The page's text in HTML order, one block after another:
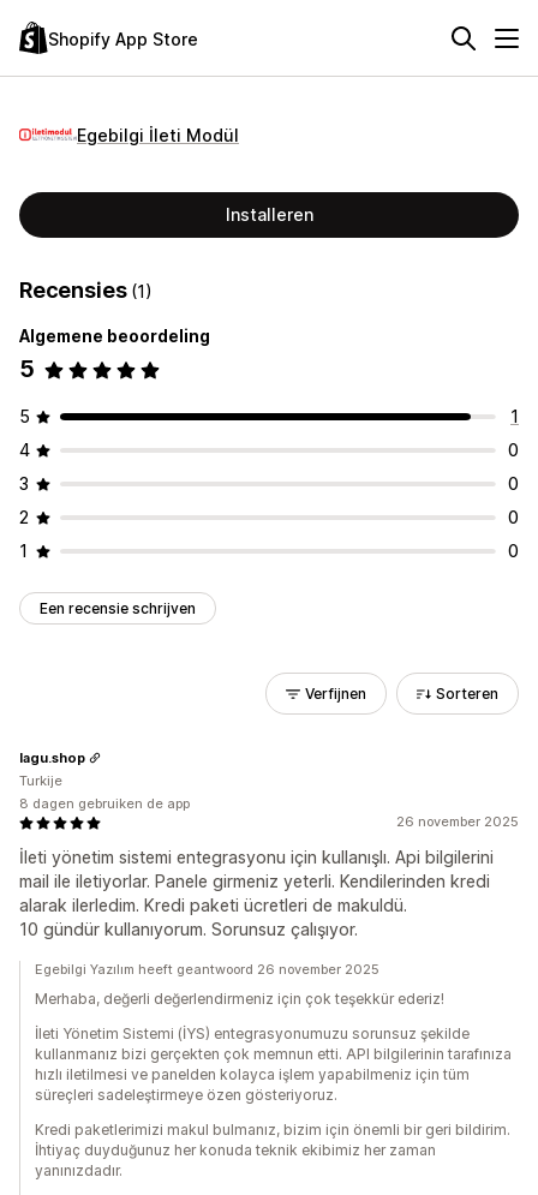
Shopify App Store
Egebilgi İleti Modül
Installeren
Recensies (1)
Algemene beoordeling
5
5
1
4
0
3
0
2
0
1
0
Een recensie schrijven
Verfijnen Sorteren
26 november 2025
İleti yönetim sistemi entegrasyonu için kullanışlı. Api bilgilerini
mail ile iletiyorlar. Panele girmeniz yeterli. Kendilerinden kredi
alarak ilerledim. Kredi paketi ücretleri de makuldü.
10 gündür kullanıyorum. Sorunsuz çalışıyor.
lagu.shop
Turkije
8 dagen gebruiken de app
Egebilgi Yazılım heeft geantwoord 26 november 2025
Merhaba, değerli değerlendirmeniz için çok teşekkür ederiz!
İleti Yönetim Sistemi (İYS) entegrasyonumuzu sorunsuz şekilde
kullanmanız bizi gerçekten çok memnun etti. API bilgilerinin tarafınıza
hızlı iletilmesi ve panelden kolayca işlem yapabilmeniz için tüm
süreçleri sadeleştirmeye özen gösteriyoruz.
Kredi paketlerimizi makul bulmanız, bizim için önemli bir geri bildirim.
İhtiyaç duyduğunuz her konuda teknik ekibimiz her zaman
yanınızdadır.